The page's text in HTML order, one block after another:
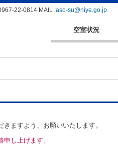
22-0814 MAIL :aso-su@niye.go.jp
空室状況
ますよう、お願いいたします。
し上げます。